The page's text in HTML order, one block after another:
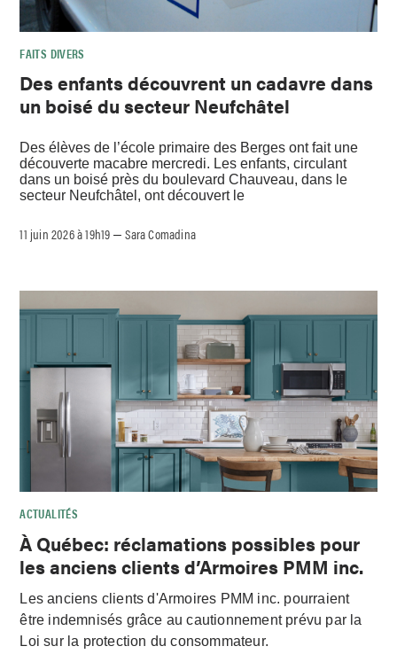
FAITS DIVERS
Des enfants découvrent un cadavre dans
un boisé du secteur Neufchâtel
Des élèves de l’école primaire des Berges ont fait une
découverte macabre mercredi. Les enfants, circulant
dans un boisé près du boulevard Chauveau, dans le
secteur Neufchâtel, ont découvert le
11 juin 2026 à 19h19 –Sara Comadina
ACTUALITÉS
À Québec: réclamations possibles pour
les anciens clients d’Armoires PMM inc.
Les anciens clients d'Armoires PMM inc. pourraient
être indemnisés grâce au cautionnement prévu par la
Loi sur la protection du consommateur.